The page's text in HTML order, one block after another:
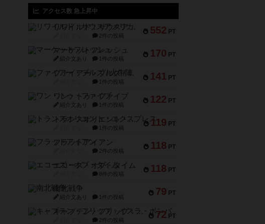
アクセス数 急上昇中
552 PT
リワイルド：サウスアメリカ
2件の投稿
170 PT
マーケットフレッシュ
紹介文あり 1件の投稿
141 PT
ファイアー・ブルズ / 火牛陣
1件の投稿
122 PT
ワン・トゥ・ファイブ
紹介文あり 1件の投稿
119 PT
トランスオリエント・エクスプレス
1件の投稿
118 PT
フラットアイアン
2件の投稿
118 PT
エコーズ・オブ・タイム
8件の投稿
79 PT
南北戦争
紹介文あり 1件の投稿
72 PT
キャプテン・フリップ：イスラ・ボンバ
2件の投稿